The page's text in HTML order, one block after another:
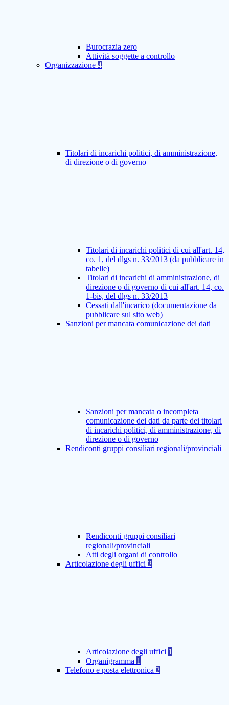
Burocrazia zero
Attività soggette a controllo
Organizzazione 4
Titolari di incarichi politici, di amministrazione,
di direzione o di governo
Titolari di incarichi politici di cui all'art. 14,
co. 1, del dlgs n. 33/2013 (da pubblicare in
tabelle)
Titolari di incarichi di amministrazione, di
direzione o di governo di cui all'art. 14, co.
1-bis, del dlgs n. 33/2013
Cessati dall'incarico (documentazione da
pubblicare sul sito web)
Sanzioni per mancata comunicazione dei dati
Sanzioni per mancata o incompleta
comunicazione dei dati da parte dei titolari
di incarichi politici, di amministrazione, di
direzione o di governo
Rendiconti gruppi consiliari regionali/provinciali
Rendiconti gruppi consiliari
regionali/provinciali
Atti degli organi di controllo
Articolazione degli uffici 2
Articolazione degli uffici 1
Organigramma 1
Telefono e posta elettronica 2